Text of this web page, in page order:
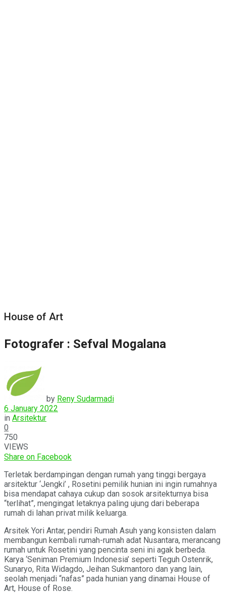
House of Art
Fotografer : Sefval Mogalana
by Reny Sudarmadi
6 January 2022
in Arsitektur
0
750
VIEWS
Share on Facebook
Terletak berdampingan dengan rumah yang tinggi bergaya
arsitektur ‘Jengki’ , Rosetini pemilik hunian ini ingin rumahnya
bisa mendapat cahaya cukup dan sosok arsitekturnya bisa
“terlihat”, mengingat letaknya paling ujung dari beberapa
rumah di lahan privat milik keluarga.
Arsitek Yori Antar, pendiri Rumah Asuh yang konsisten dalam
membangun kembali rumah-rumah adat Nusantara, merancang
rumah untuk Rosetini yang pencinta seni ini agak berbeda.
Karya ‘Seniman Premium Indonesia’ seperti Teguh Ostenrik,
Sunaryo, Rita Widagdo, Jeihan Sukmantoro dan yang lain,
seolah menjadi “nafas” pada hunian yang dinamai House of
Art, House of Rose.